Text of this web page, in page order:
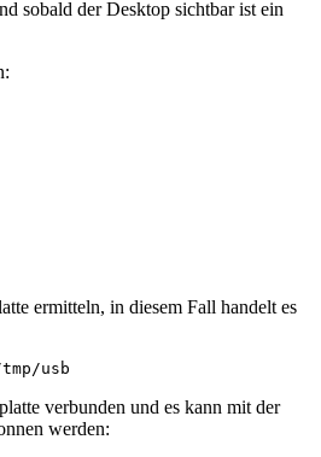
sobald der Desktop sichtbar ist ein
ermitteln, in diesem Fall handelt es
usb
verbunden und es kann mit der
werden: